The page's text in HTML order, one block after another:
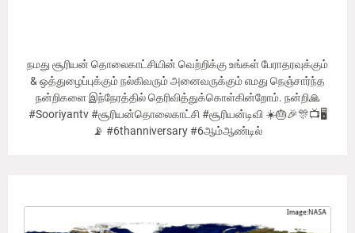
நமது சூரியன் தொலைகாட்சியின் வெற்றிக்கு உங்கள் பேராதரவுக்கும்
& ஒத்துழைப்புக்கும் நல்கிவரும் அனைவருக்கும் எமது நெஞ்சார்ந்த
நன்றிகளை இந்நேரத்தில் தெரிவித்துக்கொள்கின்றோம். நன்றி🙏
#Sooriyantv #சூரியன்தொலைகாட்சி #சூரியன்டிவி ☀️🎂🎉🎊📺🖥
📡 #6thanniversary #6ஆம்ஆண்டில்